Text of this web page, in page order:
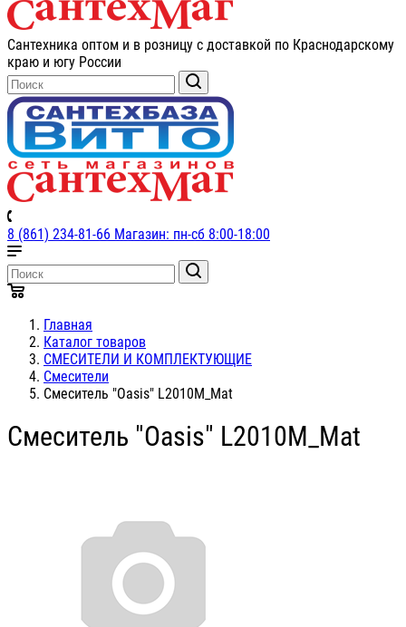
Сантехника оптом и в розницу с доставкой по Краснодарскому
краю и югу России
8 (861) 234-81-66 Магазин: пн-сб 8:00-18:00
Главная
Каталог товаров
СМЕСИТЕЛИ И КОМПЛЕКТУЮЩИЕ
Смесители
Смеситель "Oasis" L2010M_Mat
Смеситель "Oasis" L2010M_Mat